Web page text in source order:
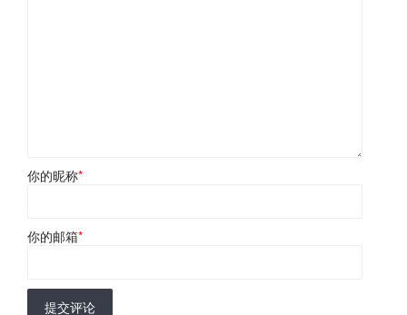
你的昵称*
你的邮箱*
提交评论